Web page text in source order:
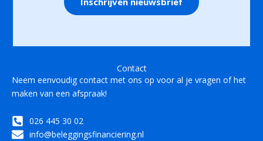
Contact
Neem eenvoudig contact met ons op voor al je vragen of het
maken van een afspraak!
026 445 30 02
info@beleggingsfinanciering.nl